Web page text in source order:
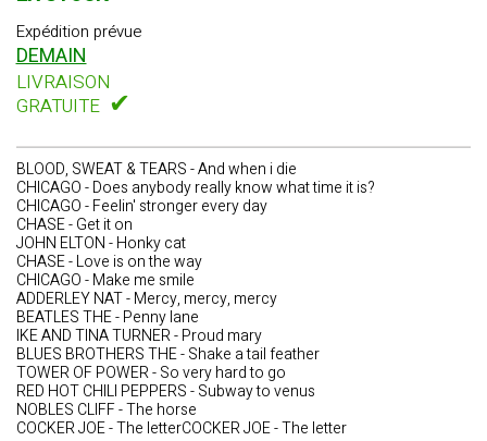
Expédition prévue
DEMAIN
LIVRAISON
GRATUITE ✔
BLOOD, SWEAT & TEARS - And when i die
CHICAGO - Does anybody really know what time it is?
CHICAGO - Feelin' stronger every day
CHASE - Get it on
JOHN ELTON - Honky cat
CHASE - Love is on the way
CHICAGO - Make me smile
ADDERLEY NAT - Mercy, mercy, mercy
BEATLES THE - Penny lane
IKE AND TINA TURNER - Proud mary
BLUES BROTHERS THE - Shake a tail feather
TOWER OF POWER - So very hard to go
RED HOT CHILI PEPPERS - Subway to venus
NOBLES CLIFF - The horse
COCKER JOE - The letterCOCKER JOE - The letter